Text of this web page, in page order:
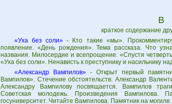
В
краткое содержание
«Уха без соли» - Кто такие «мы».
появление. «День рождения». Тема рассказа. Что
названия. Милосердие и всепрощение. «Спустя
«Уха без соли». Ненависть к преступнику и насильнику
«Александр Вампилов»- Открыт первый
Вампилов». Стечение обстоятельств. Александр
Александру Вампилову посвящается. Вампилов
Советская молодежь. Произведения Вампилова.
госуниверситет. Читайте Вампилова. Памятник на